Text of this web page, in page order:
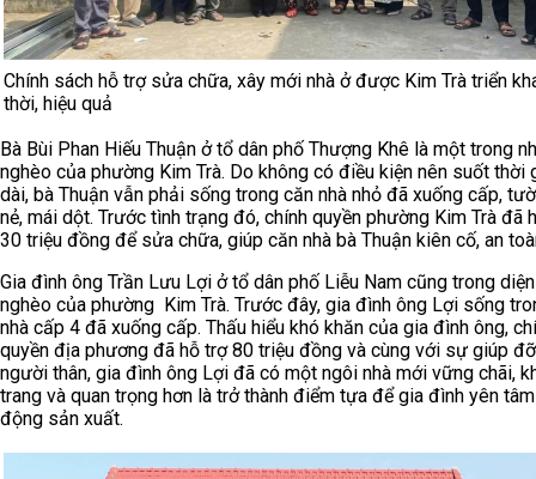
Chính sách hỗ trợ sửa chữa, xây mới nhà ở được Kim Trà triển
thời, hiệu quả
Bà Bùi Phan Hiếu Thuận ở tổ dân phố Thượng Khê là một trong
nghèo của phường Kim Trà. Do không có điều kiện nên suốt thời
dài, bà Thuận vẫn phải sống trong căn nhà nhỏ đã xuống cấp,
nẻ, mái dột. Trước tình trạng đó, chính quyền phường Kim Trà đã
30 triệu đồng để sửa chữa, giúp căn nhà bà Thuận kiên cố, an
Gia đình ông Trần Lưu Lợi ở tổ dân phố Liễu Nam cũng trong
nghèo của phường Kim Trà. Trước đây, gia đình ông Lợi sống
nhà cấp 4 đã xuống cấp. Thấu hiểu khó khăn của gia đình ông,
quyền địa phương đã hỗ trợ 80 triệu đồng và cùng với sự giúp
người thân, gia đình ông Lợi đã có một ngôi nhà mới vững chãi,
trang và quan trọng hơn là trở thành điểm tựa để gia đình yên
động sản xuất.